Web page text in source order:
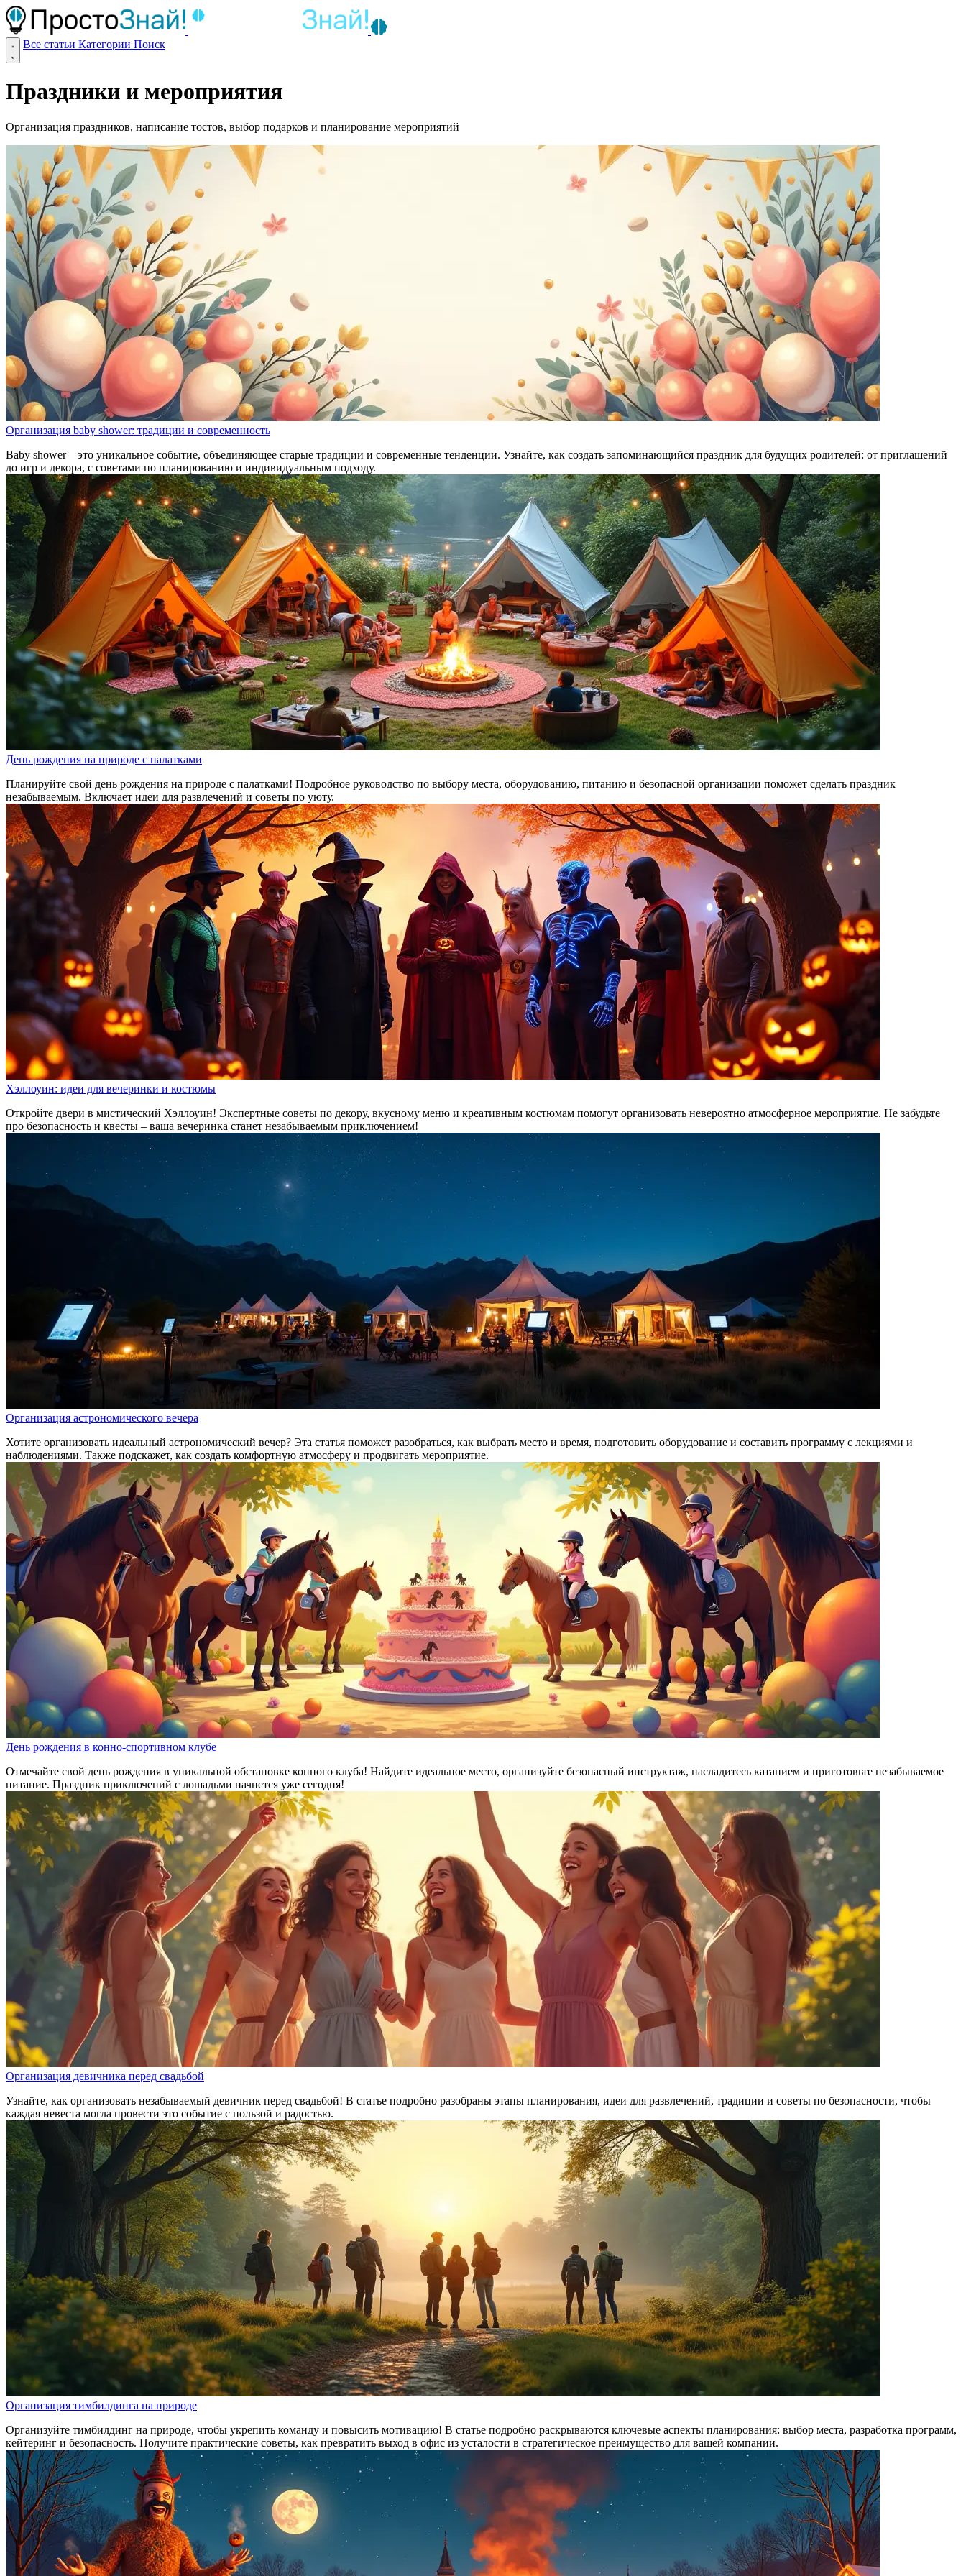
Все статьи Категории Поиск
Праздники и мероприятия
Организация праздников, написание тостов, выбор подарков и планирование мероприятий
Организация baby shower: традиции и современность
Baby shower – это уникальное событие, объединяющее старые традиции и современные тенденции. Узнайте, как создать запоминающийся праздник для будущих родителей: от приглашений
до игр и декора, с советами по планированию и индивидуальным подходу.
День рождения на природе с палатками
Планируйте свой день рождения на природе с палатками! Подробное руководство по выбору места, оборудованию, питанию и безопасной организации поможет сделать праздник
незабываемым. Включает идеи для развлечений и советы по уюту.
Хэллоуин: идеи для вечеринки и костюмы
Откройте двери в мистический Хэллоуин! Экспертные советы по декору, вкусному меню и креативным костюмам помогут организовать невероятно атмосферное мероприятие. Не забудьте
про безопасность и квесты – ваша вечеринка станет незабываемым приключением!
Организация астрономического вечера
Хотите организовать идеальный астрономический вечер? Эта статья поможет разобраться, как выбрать место и время, подготовить оборудование и составить программу с лекциями и
наблюдениями. Также подскажет, как создать комфортную атмосферу и продвигать мероприятие.
День рождения в конно-спортивном клубе
Отмечайте свой день рождения в уникальной обстановке конного клуба! Найдите идеальное место, организуйте безопасный инструктаж, насладитесь катанием и приготовьте незабываемое
питание. Праздник приключений с лошадьми начнется уже сегодня!
Организация девичника перед свадьбой
Узнайте, как организовать незабываемый девичник перед свадьбой! В статье подробно разобраны этапы планирования, идеи для развлечений, традиции и советы по безопасности, чтобы
каждая невеста могла провести это событие с пользой и радостью.
Организация тимбилдинга на природе
Организуйте тимбилдинг на природе, чтобы укрепить команду и повысить мотивацию! В статье подробно раскрываются ключевые аспекты планирования: выбор места, разработка программ,
кейтеринг и безопасность. Получите практические советы, как превратить выход в офис из усталости в стратегическое преимущество для вашей компании.